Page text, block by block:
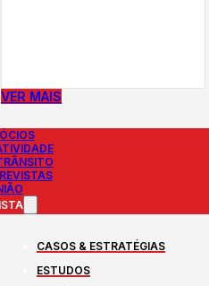
VER MAIS
CASOS & ESTRATÉGIAS
ESTUDOS